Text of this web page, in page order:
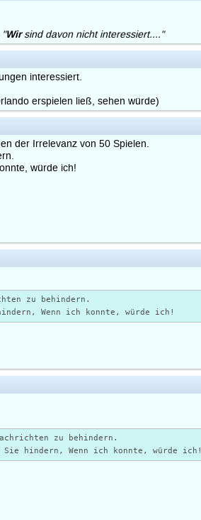
"Wirsind davon nicht interessiert...."
interessiert.
erspielen ließ, sehen würde)
der Irrelevanz von 50 Spielen.
würde ich!
zu behindern.
Wenn ich konnte, würde ich!
zu behindern.
hindern, Wenn ich konnte, würde ich!